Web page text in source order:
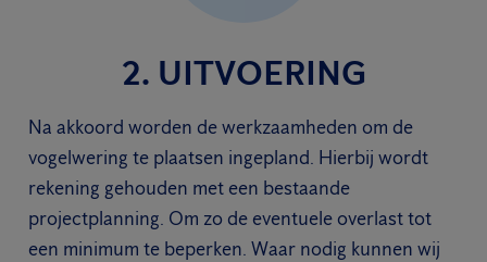
2. UITVOERING
Na akkoord worden de werkzaamheden om de
vogelwering te plaatsen ingepland. Hierbij wordt
rekening gehouden met een bestaande
projectplanning. Om zo de eventuele overlast tot
een minimum te beperken. Waar nodig kunnen wij